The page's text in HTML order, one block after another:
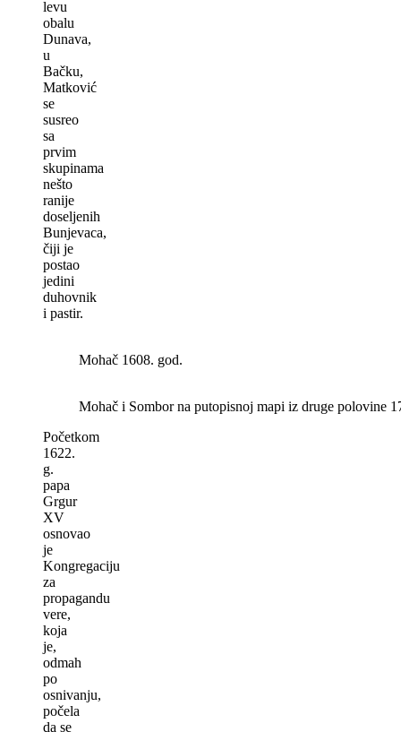
levu
obalu
Dunava,
u
Bačku,
Matković
se
susreo
sa
prvim
skupinama
nešto
ranije
doseljenih
Bunjevaca,
čiji je
postao
jedini
duhovnik
i pastir.
Mohač 1608. god.
Mohač i Sombor na putopisnoj mapi iz druge polovine
Početkom
1622.
g.
papa
Grgur
XV
osnovao
je
Kongregaciju
za
propagandu
vere,
koja
je,
odmah
po
osnivanju,
počela
da se